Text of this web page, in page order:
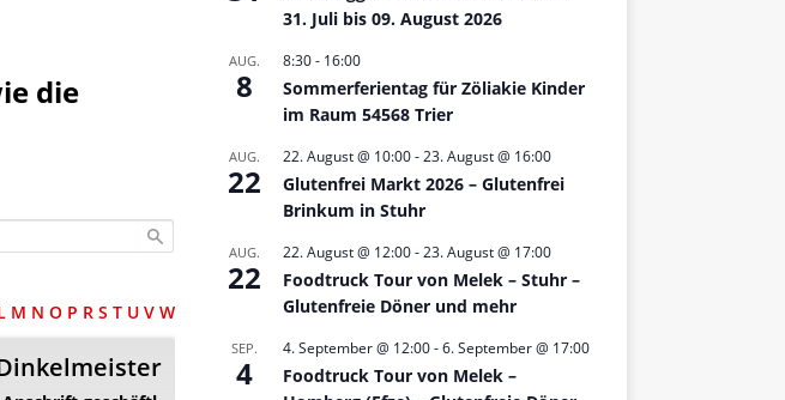
die
M N O P R S T U V W
31. Juli bis 09. August 2026
AUG.
8
8:30- 16:00
Sommerferientag für Zöliakie Kinder
im Raum 54568 Trier
AUG.
22
22. August @ 10:00-23. August @ 16:00
Glutenfrei Markt 2026 – Glutenfrei
Brinkum in Stuhr
AUG.
22
22. August @ 12:00-23. August @ 17:00
Foodtruck Tour von Melek – Stuhr –
Glutenfreie Döner und mehr
SEP.
4
4. September @ 12:00-6. September @ 17:00
Foodtruck Tour von Melek –